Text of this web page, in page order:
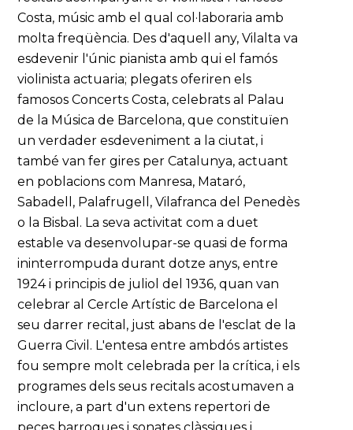
Costa, músic amb el qual col·laboraria amb
molta freqüència. Des d'aquell any, Vilalta va
esdevenir l'únic pianista amb qui el famós
violinista actuaria; plegats oferiren els
famosos Concerts Costa, celebrats al Palau
de la Música de Barcelona, que constituïen
un verdader esdeveniment a la ciutat, i
també van fer gires per Catalunya, actuant
en poblacions com Manresa, Mataró,
Sabadell, Palafrugell, Vilafranca del Penedès
o la Bisbal. La seva activitat com a duet
estable va desenvolupar-se quasi de forma
ininterrompuda durant dotze anys, entre
1924 i principis de juliol del 1936, quan van
celebrar al Cercle Artístic de Barcelona el
seu darrer recital, just abans de l'esclat de la
Guerra Civil. L'entesa entre ambdós artistes
fou sempre molt celebrada per la crítica, i els
programes dels seus recitals acostumaven a
incloure, a part d'un extens repertori de